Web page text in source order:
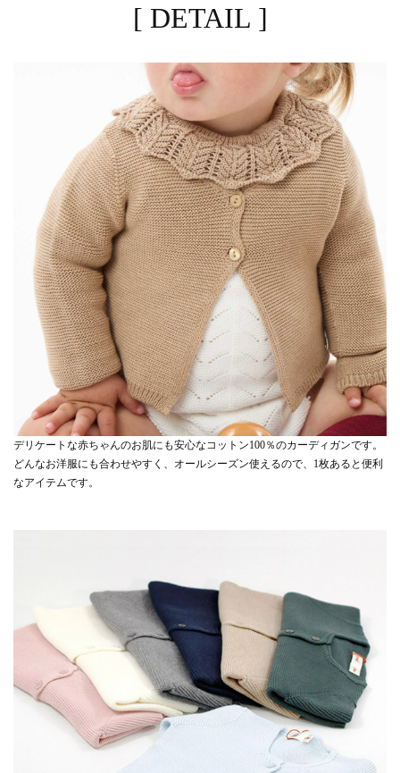
[ DETAIL ]
デリケートな赤ちゃんのお肌にも安心なコットン100％のカーディガンです。
どんなお洋服にも合わせやすく、オールシーズン使えるので、1枚あると便利
なアイテムです。